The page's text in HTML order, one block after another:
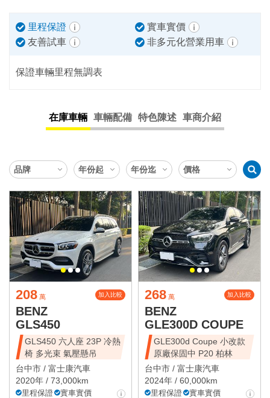
里程保證
實車實價
友善試車
非多元化營業用車
保證車輛里程無調表
在庫車輛 車輛配備 特色陳述 車商介紹
208 萬 加入比較
BENZ
GLS450
GLS450 六人座 23P 冷熱
椅 多光束 氣壓懸吊
台中市 / 富士康汽車
2020年 / 73,000km
里程保證
實車實價
268 萬 加入比較
BENZ
GLE300D COUPE
GLE300d Coupe 小改款
原廠保固中 P20 柏林
台中市 / 富士康汽車
2024年 / 60,000km
里程保證
實車實價